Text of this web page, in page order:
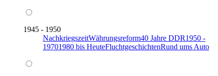
1945 - 1950
NachkriegszeitWährungsreform40 Jahre DDR1950 -
19701980 bis HeuteFluchtgeschichtenRund ums Auto